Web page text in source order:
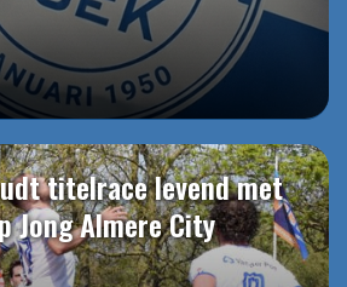
titelrace levend met
Jong Almere City